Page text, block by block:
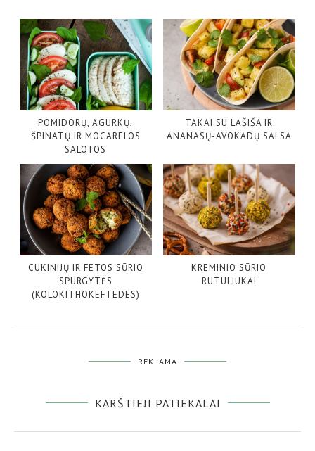
POMIDORŲ, AGURKŲ,
ŠPINATŲ IR MOCARELOS
SALOTOS
TAKAI SU LAŠIŠA IR
ANANASŲ-AVOKADŲ SALSA
CUKINIJŲ IR FETOS SŪRIO
SPURGYTĖS
(KOLOKITHOKEFTEDES)
KREMINIO SŪRIO
RUTULIUKAI
REKLAMA
KARŠTIEJI PATIEKALAI